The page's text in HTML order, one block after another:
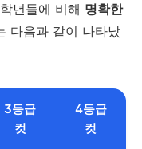
년들에 비해 명확한
다음과 같이 나타났
3등급
컷
4등급
컷